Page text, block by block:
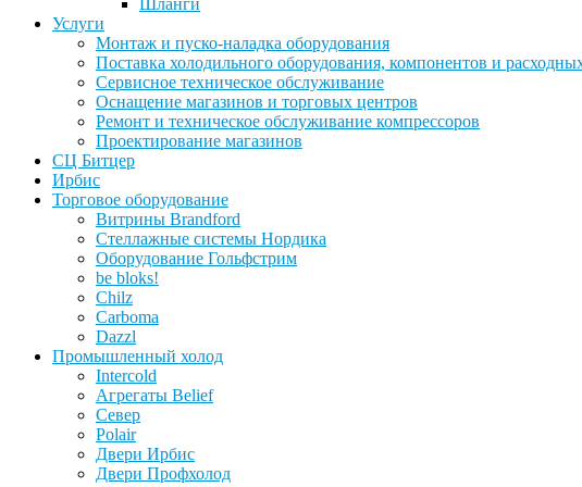
Шланги
Услуги
Монтаж и пуско-наладка оборудования
Поставка холодильного оборудования, компонентов и
Сервисное техническое обслуживание
Оснащение магазинов и торговых центров
Ремонт и техническое обслуживание компрессоров
Проектирование магазинов
СЦ Битцер
Ирбис
Торговое оборудование
Витрины Brandford
Стеллажные системы Нордика
Оборудование Гольфстрим
be bloks!
Chilz
Carboma
Dazzl
Промышленный холод
Intercold
Агрегаты Belief
Север
Polair
Двери Ирбис
Двери Профхолод